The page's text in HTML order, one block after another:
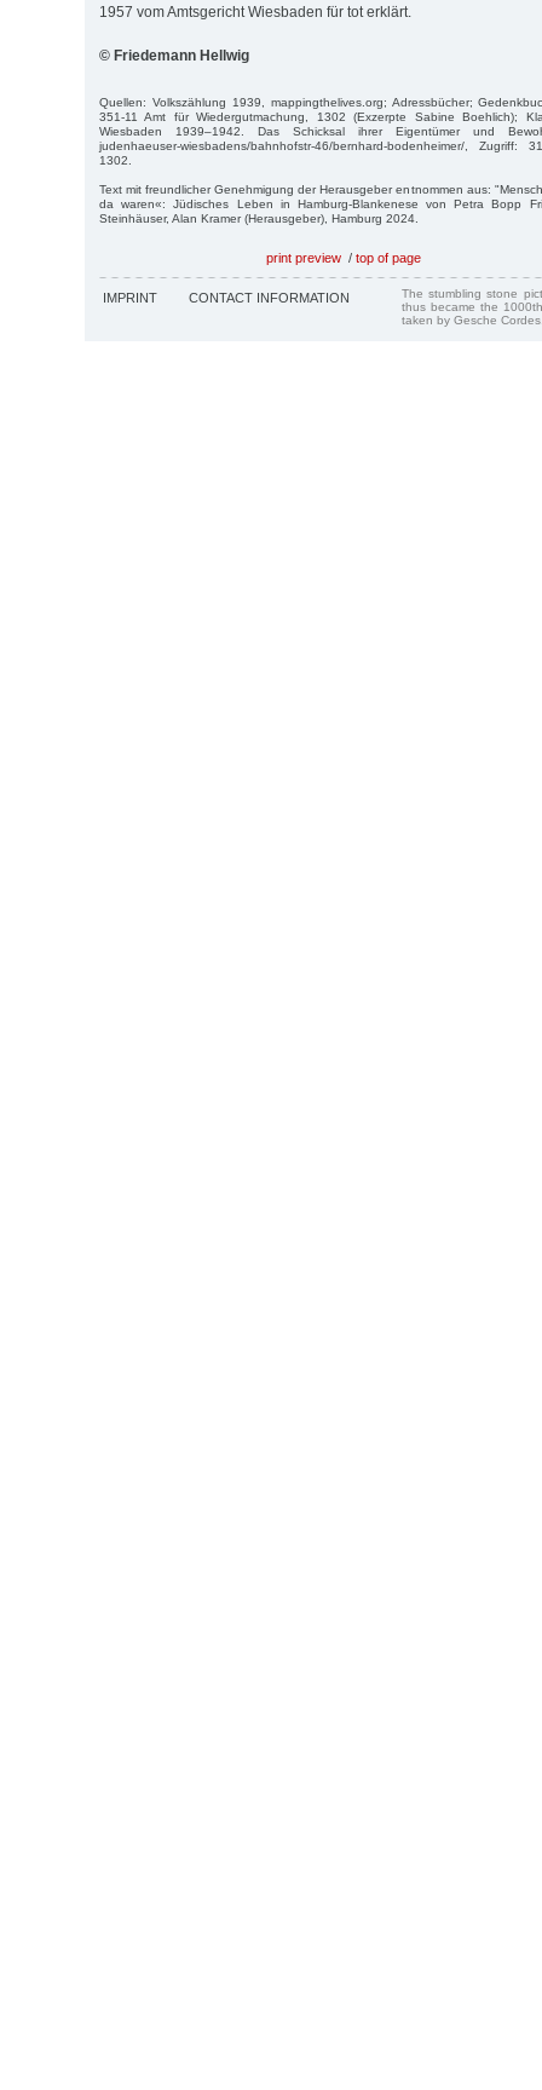
1957 vom Amtsgericht Wiesbaden für tot erklärt.
© Friedemann Hellwig
Quellen: Volkszählung 1939, mappingthelives.org; Adressbücher;
351-11 Amt für Wiedergutmachung, 1302 (Exzerpte Sabine Boehlich);
Wiesbaden 1939–1942. Das Schicksal ihrer Eigentümer und
judenhaeuser-wiesbadens/bahnhofstr-46/bernhard-bodenheimer/, Zugriff:
1302.
Text mit freundlicher Genehmigung der Herausgeber entnommen aus:
da waren«: Jüdisches Leben in Hamburg-Blankenese von Petra Bopp
Steinhäuser, Alan Kramer (Herausgeber), Hamburg 2024.
print preview / top of page
IMPRINT CONTACT INFORMATION
The stumbling stone
thus became the
taken by Gesche